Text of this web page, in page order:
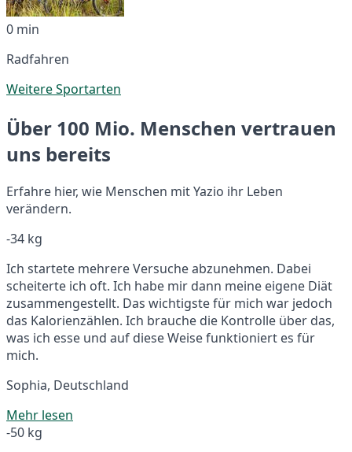
0 min
Radfahren
Weitere Sportarten
Über 100 Mio. Menschen vertrauen
uns bereits
Erfahre hier, wie Menschen mit Yazio ihr Leben
verändern.
-34 kg
Ich startete mehrere Versuche abzunehmen. Dabei
scheiterte ich oft. Ich habe mir dann meine eigene Diät
zusammengestellt. Das wichtigste für mich war jedoch
das Kalorienzählen. Ich brauche die Kontrolle über das,
was ich esse und auf diese Weise funktioniert es für
mich.
Sophia, Deutschland
Mehr lesen
-50 kg